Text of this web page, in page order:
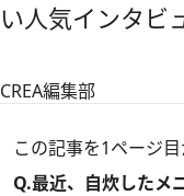
い人気インタビ
CREA編集部
この記事を1ページ
Q.最近、自炊したメ